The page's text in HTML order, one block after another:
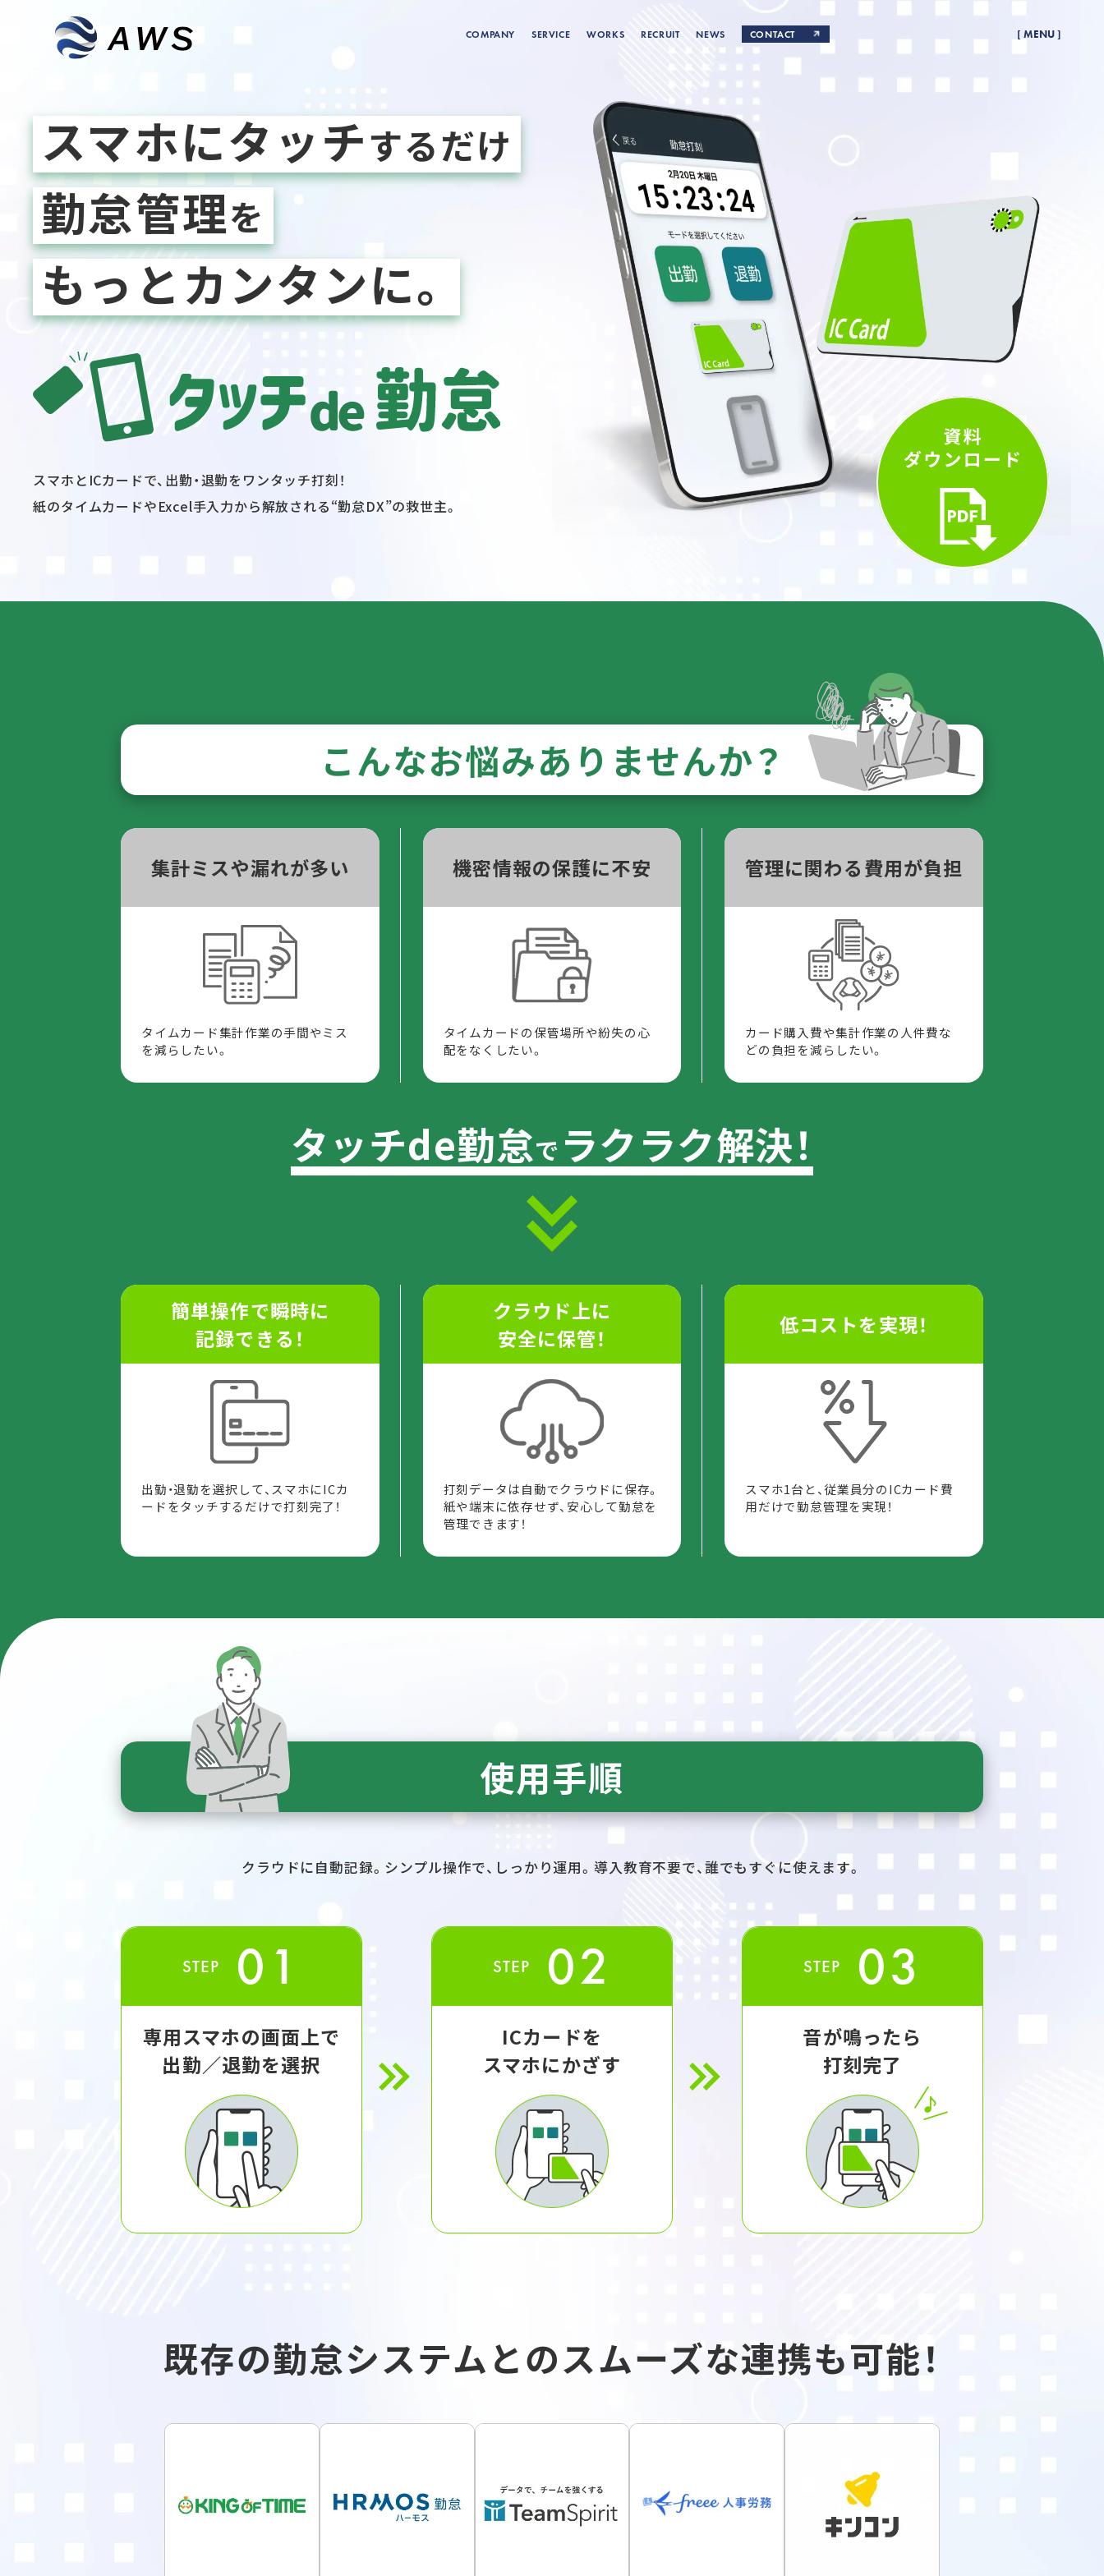
COMPANY SERVICE WORKS RECRUIT NEWS CONTACT
スマホにタッチするだけ
勤怠管理を
もっとカンタンに。
スマホとICカードで、出勤・退勤をワンタッチ打刻！
紙のタイムカードやExcel手入力から解放される“勤怠DX”の救世主。
こんなお悩みありませんか？
集計ミスや漏れが多い
タイムカード集計作業の手間やミス
を減らしたい。
機密情報の保護に不安
タイムカードの保管場所や紛失の心
配をなくしたい。
管理に関わる費用が負担
カード購入費や集計作業の人件費な
どの負担を減らしたい。
タッチde勤怠で ラクラク解決！
簡単操作で瞬時に
記録できる！
出勤・退勤を選択して、スマホにICカ
ードをタッチするだけで打刻完了！
クラウド上に
安全に保管！
打刻データは自動でクラウドに保存。
紙や端末に依存せず、安心して勤怠を
管理できます！
低コストを実現！
スマホ1台と、従業員分のICカード費
用だけで勤怠管理を実現！
使用手順
クラウドに自動記録。シンプル操作で、しっかり運用。導入教育不要で、誰でもすぐに使えます。
STEP 01
専用スマホの画面上で
出勤／退勤を選択
STEP 02
ICカードを
スマホにかざす
STEP 03
音が鳴ったら
打刻完了
既存の勤怠システムとのスムーズな連携も可能！